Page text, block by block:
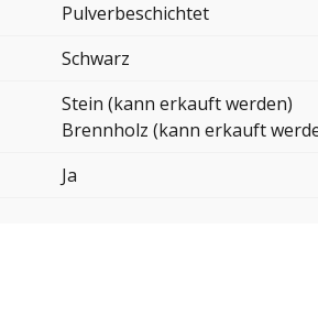
Pulverbeschichtet
Schwarz
Stein (kann erkauft werden)
Brennholz (kann erkauft
Ja